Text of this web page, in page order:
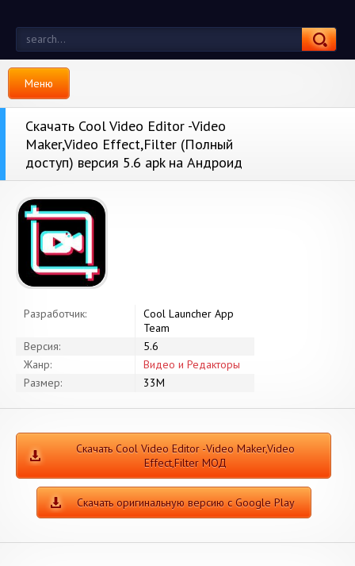
Меню
Скачать Cool Video Editor -Video
Maker,Video Effect,Filter (Полный
доступ) версия 5.6 apk на Андроид
Разработчик:
Cool Launcher App
Team
Версия:
5.6
Жанр:
Видео и Редакторы
Размер:
33M
Скачать Cool Video Editor -Video Maker,Video
Effect,Filter МОД
Скачать оригинальную версию с Google Play